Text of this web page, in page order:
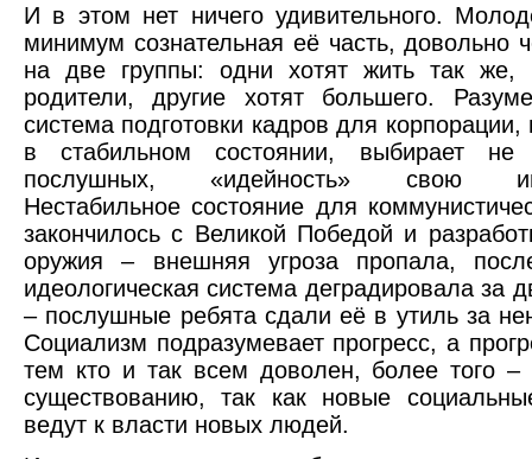
И в этом нет ничего удивительного.
минимум сознательная её часть, довольно
на две группы: одни хотят жить так же,
родители, другие хотят большего.
система подготовки кадров для
в стабильном состоянии, выбирает
послушных, «идейность» свою
Нестабильное состояние для
закончилось с Великой Победой и
оружия – внешняя угроза пропала,
идеологическая система деградировала за
– послушные ребята сдали её в утиль за
Социализм подразумевает прогресс, а
тем кто и так всем доволен, более того –
существованию, так как новые
ведут к власти новых людей.